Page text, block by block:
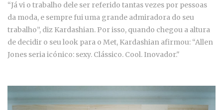
“Já vi o trabalho dele ser referido tantas vezes por pessoas
da moda, e sempre fui uma grande admiradora do seu
trabalho”, diz Kardashian. Por isso, quando chegou a altura
de decidir o seu look para o Met, Kardashian afirmou: “Allen
Jones seria icónico: sexy. Clássico. Cool. Inovador."